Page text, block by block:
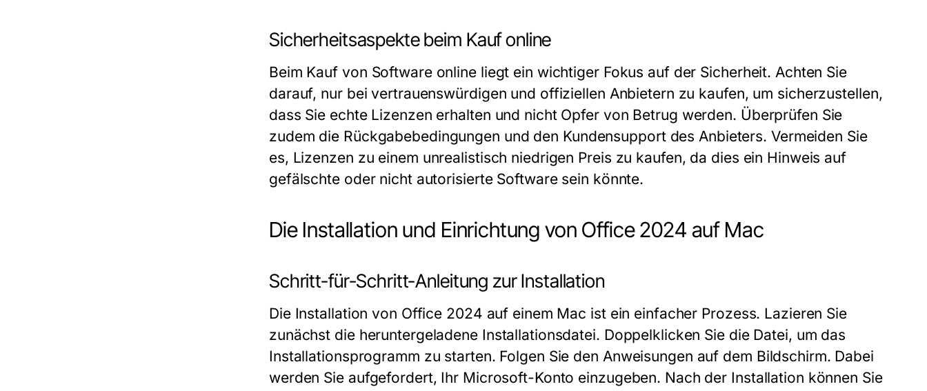
Sicherheitsaspekte beim Kauf online
Beim Kauf von Software online liegt ein wichtiger Fokus auf der Sicherheit. Achten Sie
darauf, nur bei vertrauenswürdigen und offiziellen Anbietern zu kaufen, um sicherzustellen,
dass Sie echte Lizenzen erhalten und nicht Opfer von Betrug werden. Überprüfen Sie
zudem die Rückgabebedingungen und den Kundensupport des Anbieters. Vermeiden Sie
es, Lizenzen zu einem unrealistisch niedrigen Preis zu kaufen, da dies ein Hinweis auf
gefälschte oder nicht autorisierte Software sein könnte.
Die Installation und Einrichtung von Office 2024 auf Mac
Schritt-für-Schritt-Anleitung zur Installation
Die Installation von Office 2024 auf einem Mac ist ein einfacher Prozess. Lazieren Sie
zunächst die heruntergeladene Installationsdatei. Doppelklicken Sie die Datei, um das
Installationsprogramm zu starten. Folgen Sie den Anweisungen auf dem Bildschirm. Dabei
werden Sie aufgefordert, Ihr Microsoft-Konto einzugeben. Nach der Installation können Sie